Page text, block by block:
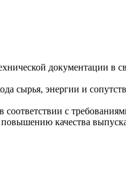
документации в
сырья, энергии и
с
качества